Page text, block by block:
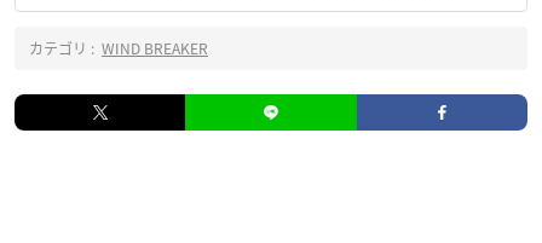
カテゴリ : WIND BREAKER